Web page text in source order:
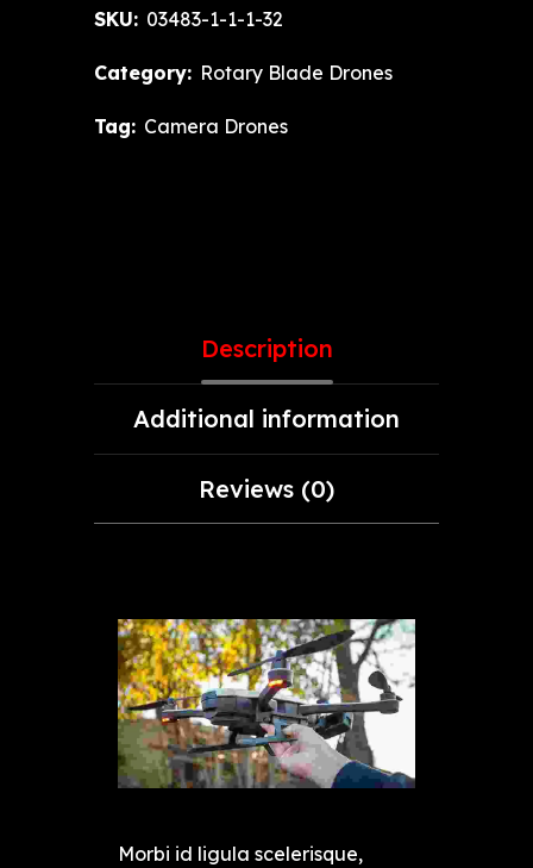
SKU: 03483-1-1-1-32
Category: Rotary Blade Drones
Tag: Camera Drones
Description
Additional information
Reviews (0)
Morbi id ligula scelerisque,